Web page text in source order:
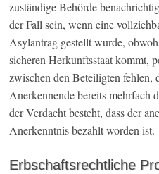
zuständige Behörde
der Fall sein, wenn eine
Asylantrag gestellt wurde,
sicheren Herkunftsstaat kommt,
zwischen den Beteiligten fehlen,
Anerkennende bereits mehrfach
der Verdacht besteht, dass der
Anerkenntnis bezahlt worden ist.
Erbschaftsrechtliche